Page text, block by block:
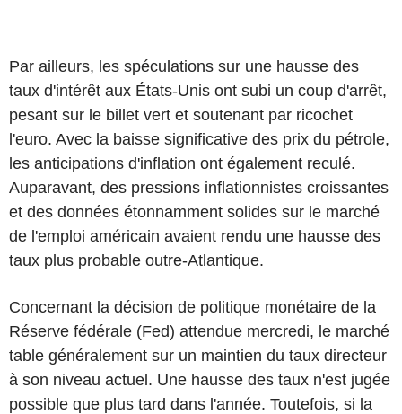
Par ailleurs, les spéculations sur une hausse des
taux d'intérêt aux États-Unis ont subi un coup d'arrêt,
pesant sur le billet vert et soutenant par ricochet
l'euro. Avec la baisse significative des prix du pétrole,
les anticipations d'inflation ont également reculé.
Auparavant, des pressions inflationnistes croissantes
et des données étonnamment solides sur le marché
de l'emploi américain avaient rendu une hausse des
taux plus probable outre-Atlantique.
Concernant la décision de politique monétaire de la
Réserve fédérale (Fed) attendue mercredi, le marché
table généralement sur un maintien du taux directeur
à son niveau actuel. Une hausse des taux n'est jugée
possible que plus tard dans l'année. Toutefois, si la